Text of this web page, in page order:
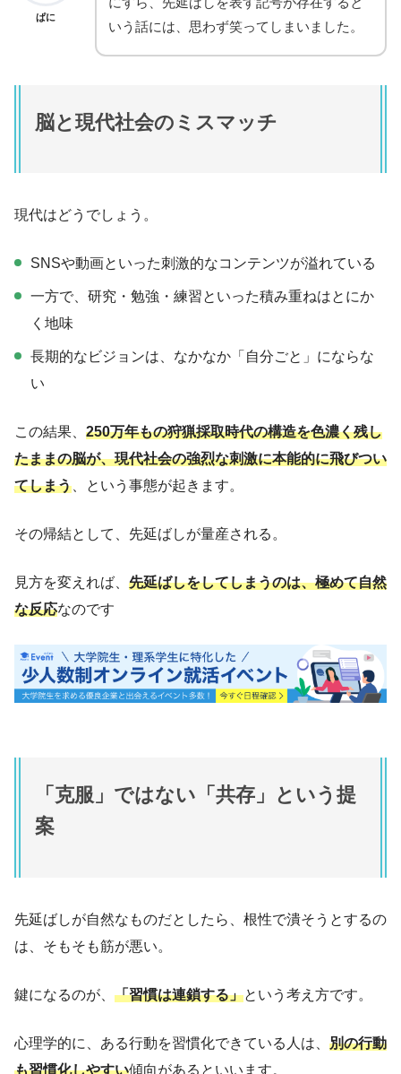
ぱに
いう話には、思わず笑ってしまいました。
脳と現代社会のミスマッチ
現代はどうでしょう。
SNSや動画といった刺激的なコンテンツが溢れている
一方で、研究・勉強・練習といった積み重ねはとにか
く地味
長期的なビジョンは、なかなか「自分ごと」にならな
い
この結果、 250万年もの狩猟採取時代の構造を色濃く残し
たままの脳が、現代社会の強烈な刺激に本能的に飛びつい
てしまう、という事態が起きます。
その帰結として、先延ばしが量産される。
見方を変えれば、 先延ばしをしてしまうのは、極めて自然
な反応なのです
「克服」ではない「共存」という提
案
先延ばしが自然なものだとしたら、根性で潰そうとするの
は、そもそも筋が悪い。
鍵になるのが、 「習慣は連鎖する」という考え方です。
心理学的に、ある行動を習慣化できている人は、 別の行動
も習慣化しやすい傾向があるといいます。